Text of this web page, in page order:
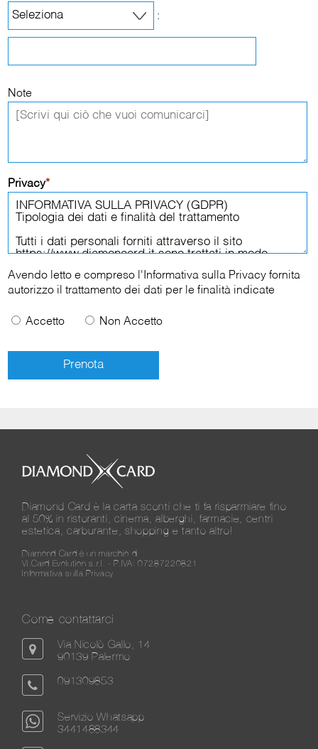
:
Note
Privacy*
Avendo letto e compreso l' Informativa sulla Privacy fornita
autorizzo il trattamento dei dati per le finalità indicate
Accetto Non Accetto
Diamond Card è la carta sconti che ti fa risparmiare fino
al 50% in ristoranti, cinema, alberghi, farmacie, centri
estetica, carburante, shopping e tanto altro!
Diamond Card è un marchio di
Vi.Card Evolution s.r.l. - P.IVA: 07287220821
Informativa sulla Privacy
Come contattarci
Via Nicolò Gallo, 14
90139 Palermo
091309853
Servizio Whatsapp
3441488344